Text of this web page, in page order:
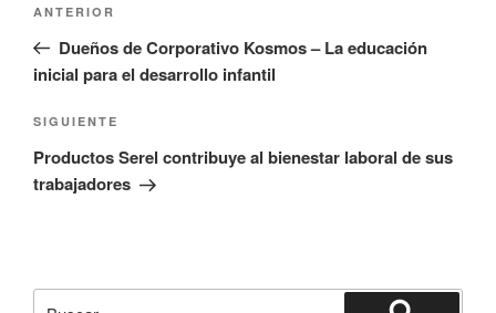
entradas
Entrada
anterior:
ANTERIOR
Dueños de Corporativo Kosmos – La educación
inicial para el desarrollo infantil
Siguiente
entrada
SIGUIENTE
Productos Serel contribuye al bienestar laboral de sus
trabajadores